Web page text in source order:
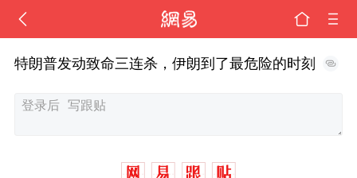
特朗普发动致命三连杀，伊朗到了最危险的时刻